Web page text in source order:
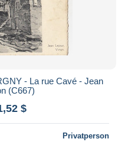
- La rue Cavé - Jean
(C667)
$
Privatperson